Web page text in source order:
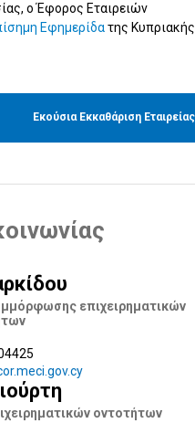
ο Έφορος Εταιρειών
Εφημερίδατης Κυπριακής
Εκούσια Εκκαθάριση Εταιρείας
επιχειρηματικών
οντοτήτων